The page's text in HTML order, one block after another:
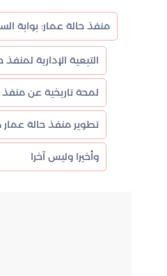
التبعية الإدارية لمنفذ
لمحة تاريخية عن منفذ
تطوير منفذ حالة عمار
وأخيرا وليس آخرا